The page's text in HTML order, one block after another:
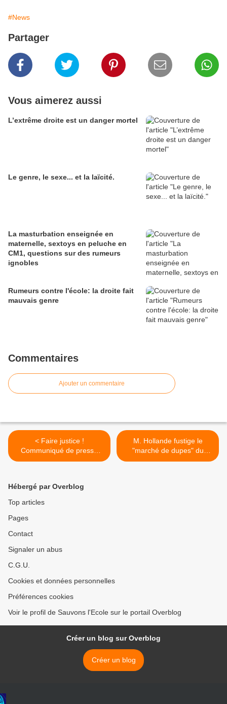
#News
Partager
Vous aimerez aussi
L’extrême droite est un danger mortel
Le genre, le sexe... et la laïcité.
La masturbation enseignée en
maternelle, sextoys en peluche en
CM1, questions sur des rumeurs
ignobles
Rumeurs contre l'école: la droite fait
mauvais genre
Commentaires
Ajouter un commentaire
< Faire justice !
Communiqué de presse
FSU
M. Hollande fustige le
"marché de dupes" du
candidat Sarkozy >
Hébergé par Overblog
Top articles
Pages
Contact
Signaler un abus
C.G.U.
Cookies et données personnelles
Préférences cookies
Voir le profil de Sauvons l'Ecole sur le portail Overblog
Créer un blog sur Overblog
Créer un blog